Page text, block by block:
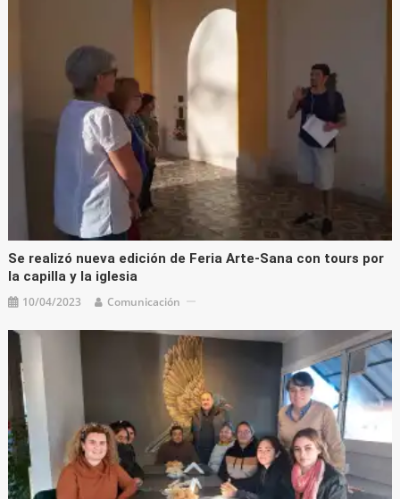
Se realizó nueva edición de Feria Arte-Sana con tours por
la capilla y la iglesia
10/04/2023 Comunicación